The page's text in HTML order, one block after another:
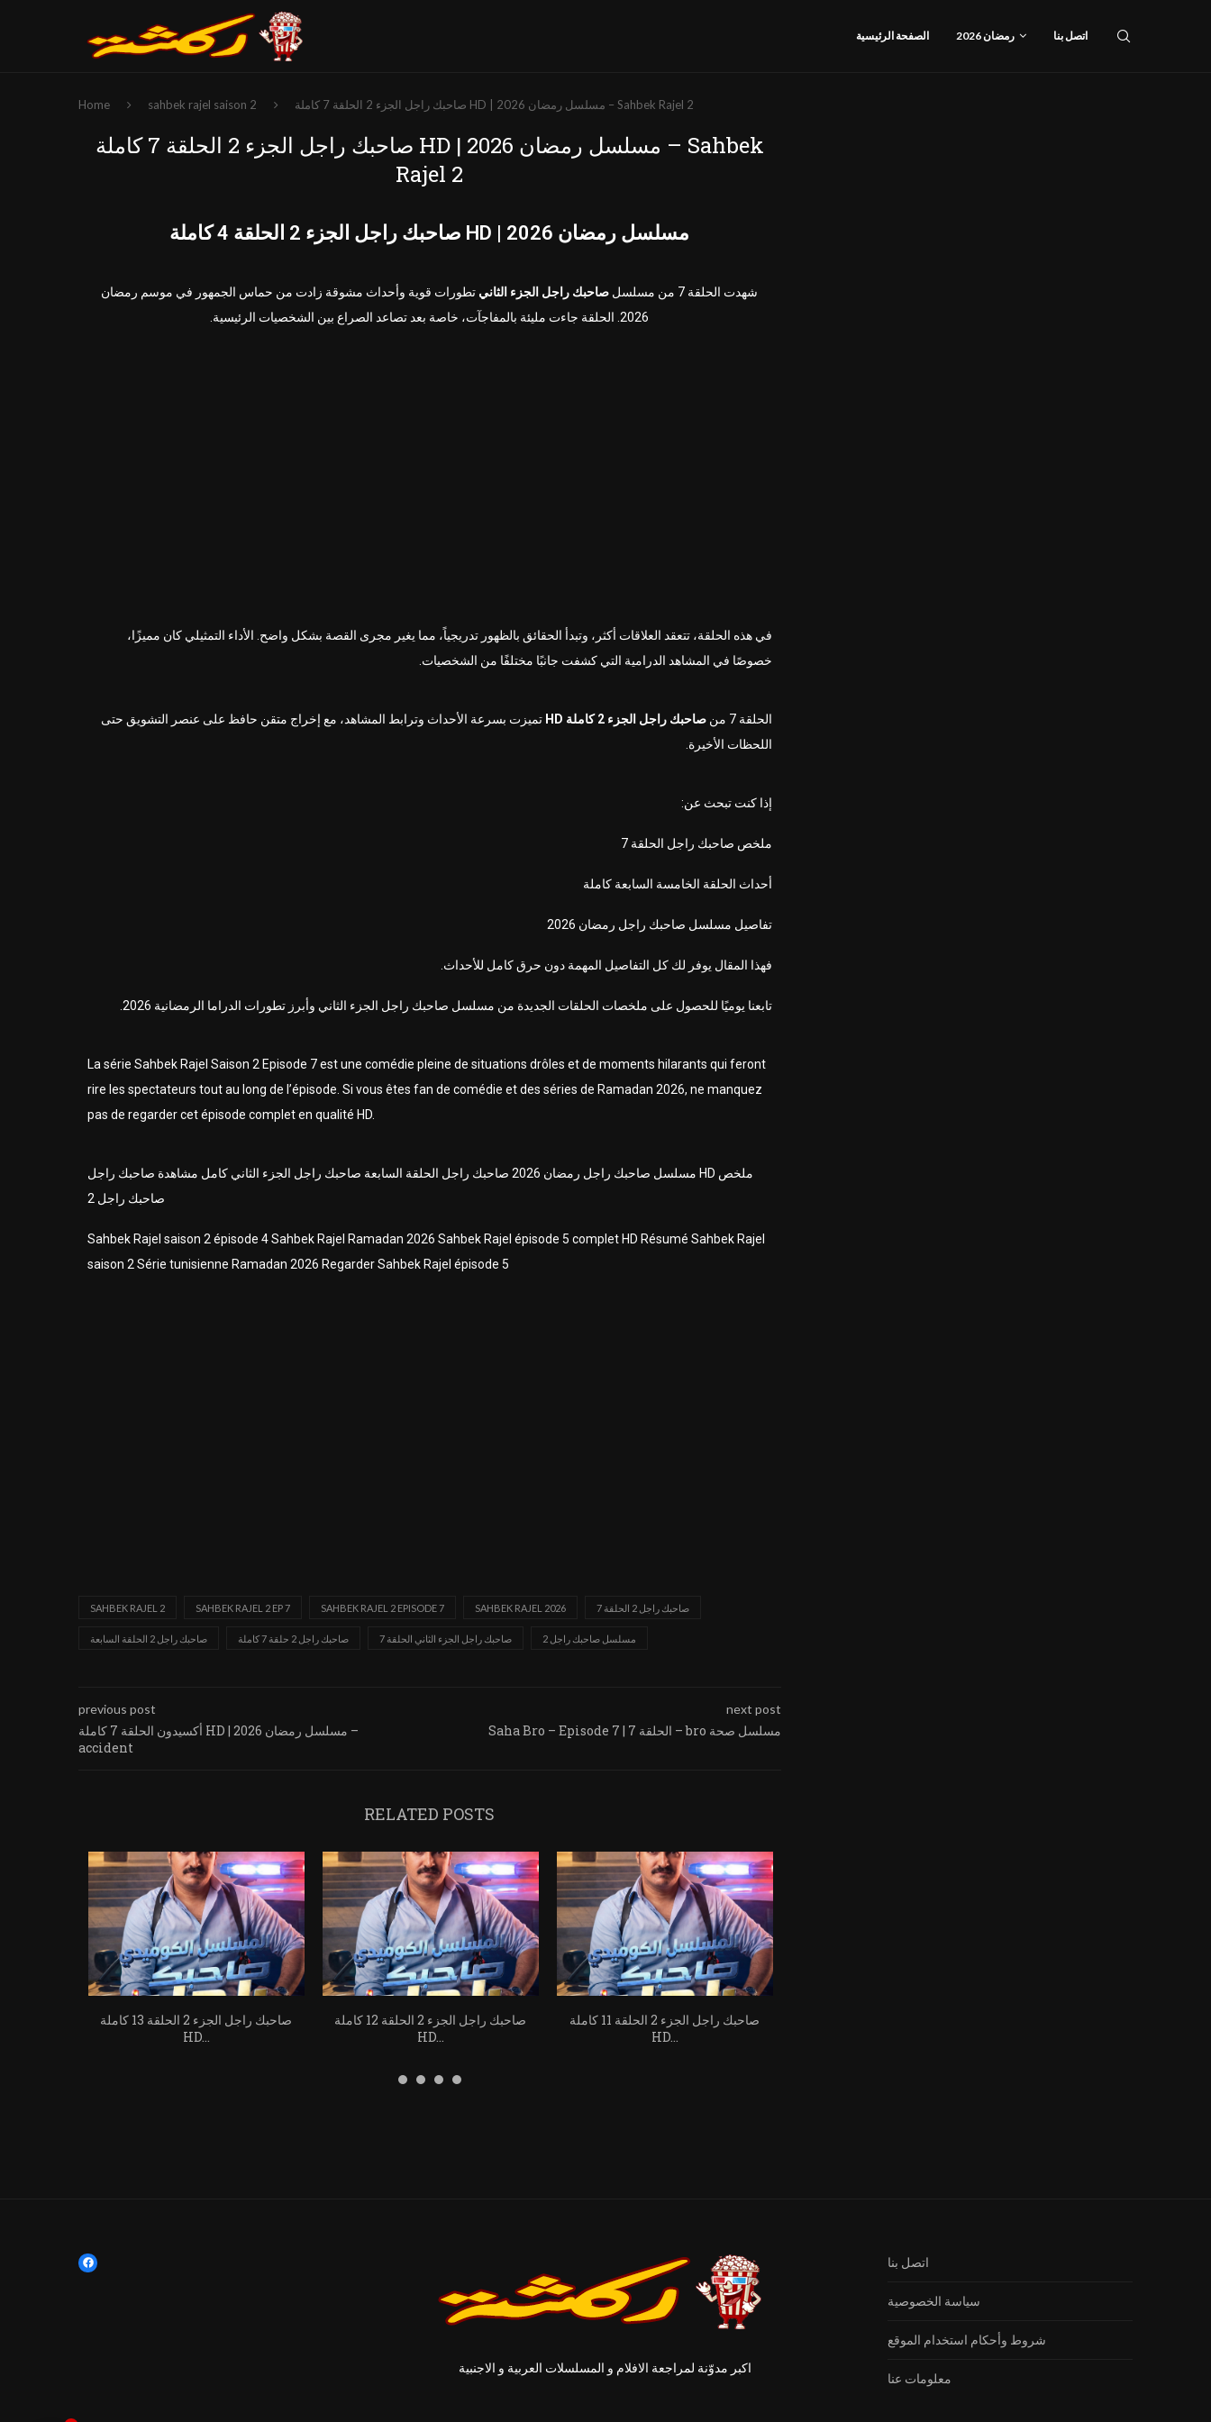
الصفحة الرئيسية رمضان 2026 اتصل بنا
Home sahbek rajel saison 2 صاحبك راجل الجزء 2 الحلقة 7 كاملة HD | مسلسل رمضان 2026 – Sahbek Rajel 2
صاحبك راجل الجزء 2 الحلقة 7 كاملة HD | مسلسل رمضان 2026 – Sahbek
Rajel 2
صاحبك راجل الجزء 2 الحلقة 4 كاملة HD | مسلسل رمضان 2026
شهدت الحلقة 7 من مسلسل صاحبك راجل الجزء الثاني تطورات قوية وأحداث مشوقة زادت من حماس الجمهور في موسم رمضان
2026. الحلقة جاءت مليئة بالمفاجآت، خاصة بعد تصاعد الصراع بين الشخصيات الرئيسية.
في هذه الحلقة، تتعقد العلاقات أكثر، وتبدأ الحقائق بالظهور تدريجياً، مما يغير مجرى القصة بشكل واضح. الأداء التمثيلي كان مميزًا،
خصوصًا في المشاهد الدرامية التي كشفت جانبًا مختلفًا من الشخصيات.
الحلقة 7 من صاحبك راجل الجزء 2 كاملة HD
تميزت بسرعة الأحداث وترابط المشاهد، مع إخراج متقن حافظ على عنصر التشويق حتى
اللحظات الأخيرة.
إذا كنت تبحث عن:
ملخص صاحبك راجل الحلقة 7
أحداث الحلقة الخامسة السابعة كاملة
تفاصيل مسلسل صاحبك راجل رمضان 2026
فهذا المقال يوفر لك كل التفاصيل المهمة دون حرق كامل للأحداث.
تابعنا يوميًا للحصول على ملخصات الحلقات الجديدة من مسلسل صاحبك راجل الجزء الثاني وأبرز تطورات الدراما الرمضانية 2026.
La série Sahbek Rajel Saison 2 Episode 7 est une comédie pleine de situations drôles et de moments hilarants qui feront
rire les spectateurs tout au long de l’épisode. Si vous êtes fan de comédie et des séries de Ramadan 2026, ne manquez
pas de regarder cet épisode complet en qualité HD.
مسلسل صاحبك راجل رمضان 2026 صاحبك راجل الحلقة السابعة صاحبك راجل الجزء الثاني كامل مشاهدة صاحبك راجل HD ملخص
صاحبك راجل 2
Sahbek Rajel saison 2 épisode 4 Sahbek Rajel Ramadan 2026 Sahbek Rajel épisode 5 complet HD Résumé Sahbek Rajel
saison 2 Série tunisienne Ramadan 2026 Regarder Sahbek Rajel épisode 5
SAHBEK RAJEL 2 SAHBEK RAJEL 2 EP 7 SAHBEK RAJEL 2 EPISODE 7 SAHBEK RAJEL 2026 صاحبك راجل 2 الحلقة 7
صاحبك راجل 2 الحلقة السابعة صاحبك راجل 2 حلقة 7 كاملة صاحبك راجل الجزء الثاني الحلقة 7 مسلسل صاحبك راجل 2
previous post
أكسيدون الحلقة 7 كاملة HD | مسلسل رمضان 2026 –
accident
next post
Saha Bro – Episode 7 | الحلقة 7 – bro مسلسل صحة
RELATED POSTS
صاحبك راجل الجزء 2 الحلقة 13 كاملة
HD...
صاحبك راجل الجزء 2 الحلقة 12 كاملة
HD...
صاحبك راجل الجزء 2 الحلقة 11 كاملة
HD...
اكبر مدوّنة لمراجعة الافلام و المسلسلات العربية و الاجنبية
اتصل بنا
سياسة الخصوصية
شروط وأحكام استخدام الموقع
معلومات عنا